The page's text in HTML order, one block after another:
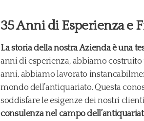
35 Anni di Esperienza e
La storia della nostra Azienda è una
anni di esperienza, abbiamo
anni, abbiamo lavorato
mondo dell’antiquariato. Questa
soddisfare le esigenze dei nostri
consulenza nel campo